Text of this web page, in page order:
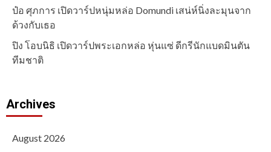
ป๋อ ศุภการ เปิดวาร์ปหนุ่มหล่อ Domundi เสน่ห์นิ่งละมุนจาก
ด้วงกับเธอ
ปิง โอบนิธิ เปิดวาร์ปพระเอกหล่อ หุ่นแซ่ ดีกรีนักแบดมินตัน
ทีมชาติ
Archives
August 2026